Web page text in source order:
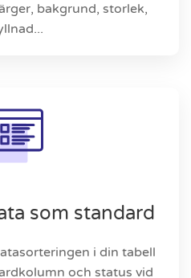
bakgrund, storlek,
som standard
i din tabell
och status vid